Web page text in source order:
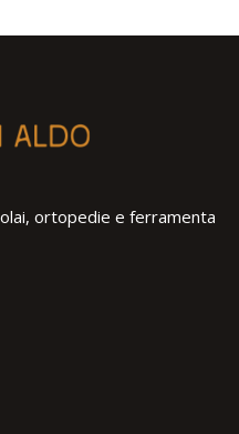
ortopedie e ferramenta